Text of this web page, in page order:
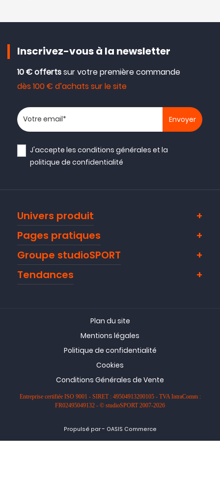
Inscrivez-vous à la newsletter
10 € offertssur votre première commande
dès 100 € d’achats sur le site
Votre adresse email
J'accepte lesconditions générales et la
politique de confidentialité
Univers produit
Pages pratiques
Groupe studioSPORT
Tendances
Plan du site
Mentions légales
Politique de confidentialité
Cookies
Conditions Générales de Vente
Entreprise certifiée ISO 9001 - SIRET : 49504913200105 - TVA IntraComm :
FR02495049132 - © studioSPORT 2007-2026
Propulsé par- OASIS Commerce